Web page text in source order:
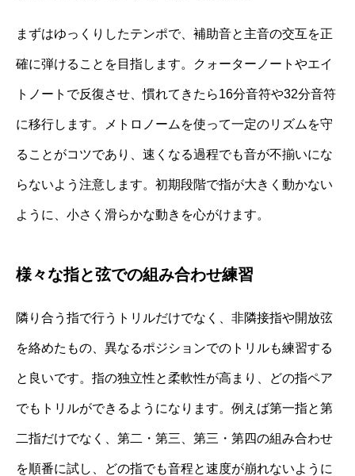
まずはゆっくりしたテンポで、補助音と主音の交互を正
確に弾けることを目指します。クォーターノートやエイ
トノートで反復させ、慣れてきたら16分音符や32分音符
に移行します。メトロノームを使って一定のリズムを守
ることがコツであり、速くなる過程でも音が不揃いにな
らないよう注意します。初期段階で指が大きく動かない
ように、小さく滑らかな動きを心がけます。
様々な指と弦での組み合わせ練習
隣り合う指で行うトリルだけでなく、非隣接指や開放弦
を絡めたもの、異なるポジションでのトリルも練習する
と良いです。指の独立性と柔軟性が高まり、どの指ペア
でもトリルができるようになります。例えば第一指と第
二指だけでなく、第二・第三、第三・第四の組み合わせ
を順番に試し、どの指でも音程と速度が崩れないように